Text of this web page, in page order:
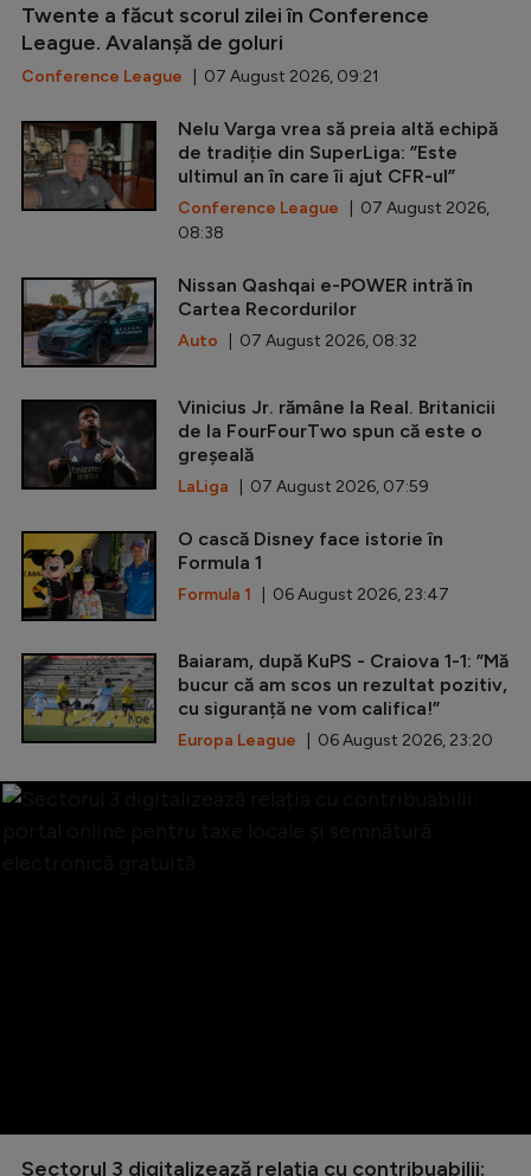
Twente a făcut scorul zilei în Conference
League. Avalanșă de goluri
Conference League | 07 August 2026, 09:21
Nelu Varga vrea să preia altă echipă
de tradiție din SuperLiga: ”Este
ultimul an în care îi ajut CFR-ul”
Conference League | 07 August 2026,
08:38
Nissan Qashqai e-POWER intră în
Cartea Recordurilor
Auto | 07 August 2026, 08:32
Vinicius Jr. rămâne la Real. Britanicii
de la FourFourTwo spun că este o
greșeală
LaLiga | 07 August 2026, 07:59
O cască Disney face istorie în
Formula 1
Formula 1 | 06 August 2026, 23:47
Baiaram, după KuPS - Craiova 1-1: ”Mă
bucur că am scos un rezultat pozitiv,
cu siguranță ne vom califica!”
Europa League | 06 August 2026, 23:20
Sectorul 3 digitalizează relația cu contribuabilii: